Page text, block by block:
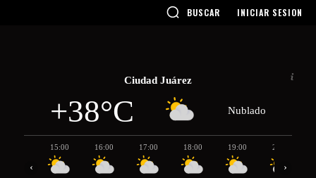
BUSCAR INICIAR SESION
Ciudad Juárez
+38°C Nublado
15:00 16:00 17:00 18:00 19:00 20:00
‹ ›